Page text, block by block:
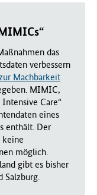
das
verbessern
Machbarkeit
MIMIC,
Care“
eines
enthält. Der
keine
möglich.
gibt es bisher
Salzburg.